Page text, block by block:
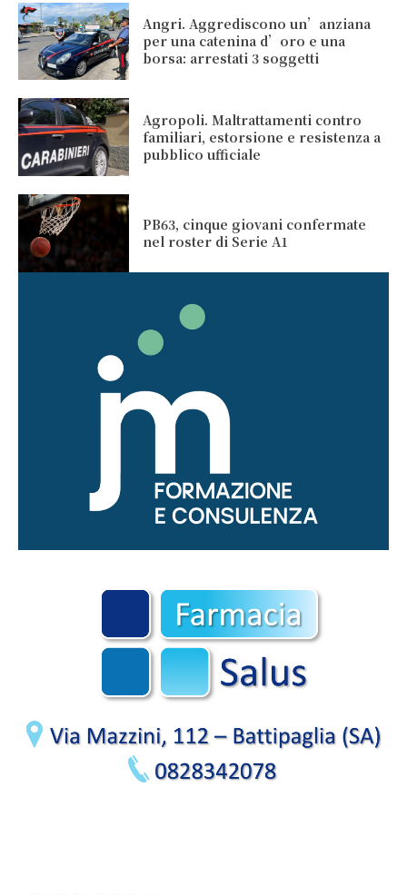
Angri. Aggrediscono un’anziana
per una catenina d’oro e una
borsa: arrestati 3 soggetti
Agropoli. Maltrattamenti contro
familiari, estorsione e resistenza a
pubblico ufficiale
PB63, cinque giovani confermate
nel roster di Serie A1